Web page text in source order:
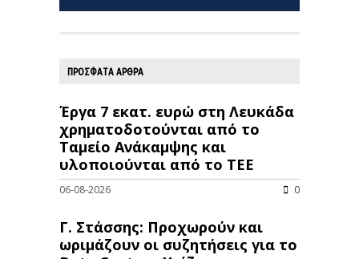
ΠΡΟΣΦΑΤΑ ΑΡΘΡΑ
Έργα 7 εκατ. ευρώ στη Λευκάδα
χρηματοδοτούνται από το
Ταμείο Ανάκαμψης και
υλοποιούνται από το ΤΕΕ
06-08-2026 0
Γ. Στάσσης: Προχωρούν και
ωριμάζουν οι συζητήσεις για το